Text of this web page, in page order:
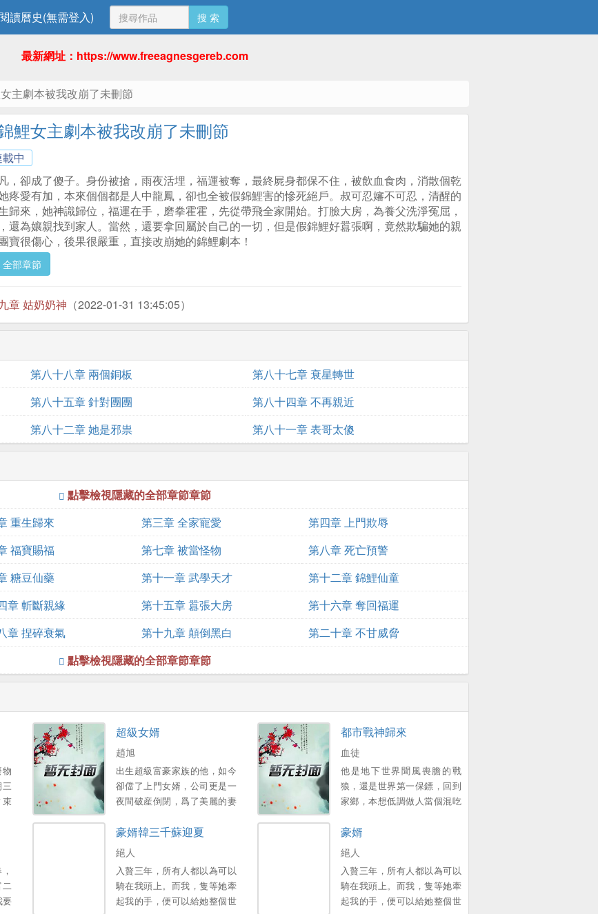
讀曆史(無需登入) 搜 索
最新網址：https://www.freeagnesgereb.com
主劇本被我改崩了未刪節
鯉女主劇本被我改崩了未刪節
中
，卻成了傻子。身份被搶，雨夜活埋，福運被奪，最終屍身都保不住，被飲血食肉，消散個乾
疼愛有加，本來個個都是人中龍鳳，卻也全被假錦鯉害的慘死絕戶。叔可忍嬸不可忍，清醒的
歸來，她神識歸位，福運在手，磨拳霍霍，先從帶飛全家開始。打臉大房，為養父洗淨冤屈，
還為孃親找到家人。當然，還要拿回屬於自己的一切，但是假錦鯉好囂張啊，竟然欺騙她的親
寶很傷心，後果很嚴重，直接改崩她的錦鯉劇本！
全部章節
章 姑奶奶神 （2022-01-31 13:45:05）
第八十八章 兩個銅板
第八十七章 衰星轉世
第八十五章 針對團團
第八十四章 不再親近
第八十二章 她是邪祟 第八十一章 表哥太傻
點擊檢視隱藏的全部章節章節
重生歸來 第三章 全家寵愛
第四章 上門欺辱
福寶賜福 第七章 被當怪物
第八章 死亡預警
糖豆仙藥 第十一章 武學天才
第十二章 錦鯉仙童
章 斬斷親緣 第十五章 囂張大房
第十六章 奪回福運
章 捏碎衰氣 第十九章 顛倒黑白
第二十章 不甘威脅
點擊檢視隱藏的全部章節章節
超級女婿
趙旭
出生超級富豪家族的他，如今
卻儅了上門女婿，公司更是一
夜間破産倒閉，爲了美麗的妻
衹能繼承家族千億財産…。
都市戰神歸來
血徒
他是地下世界聞風喪膽的戰
狼，還是世界第一保鏢，回到
家鄉，本想低調做人當個混吃
經一次意外的邂逅，讓公司的
美女總裁認出來，並與他簽下
婚前協議，他能想起這個美女
總裁是誰嗎？曾經的戰神雖已
卸甲，但是！若有戰，召必
回，戰必勝！。
二
要
豪婿韓三千蘇迎夏
絕人
入贅三年，所有人都以為可以
騎在我頭上。而我，隻等她牽
起我的手，便可以給她整個世
豪婿
絕人
入贅三年，所有人都以為可以
騎在我頭上。而我，隻等她牽
起我的手，便可以給她整個世